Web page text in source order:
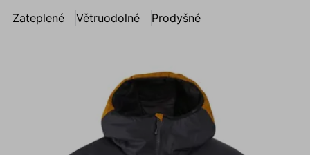
Zateplené Větruodolné Prodyšné